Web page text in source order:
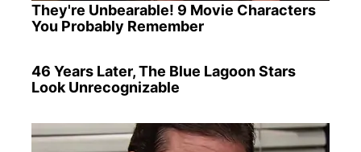
They're Unbearable! 9 Movie Characters
You Probably Remember
46 Years Later, The Blue Lagoon Stars
Look Unrecognizable